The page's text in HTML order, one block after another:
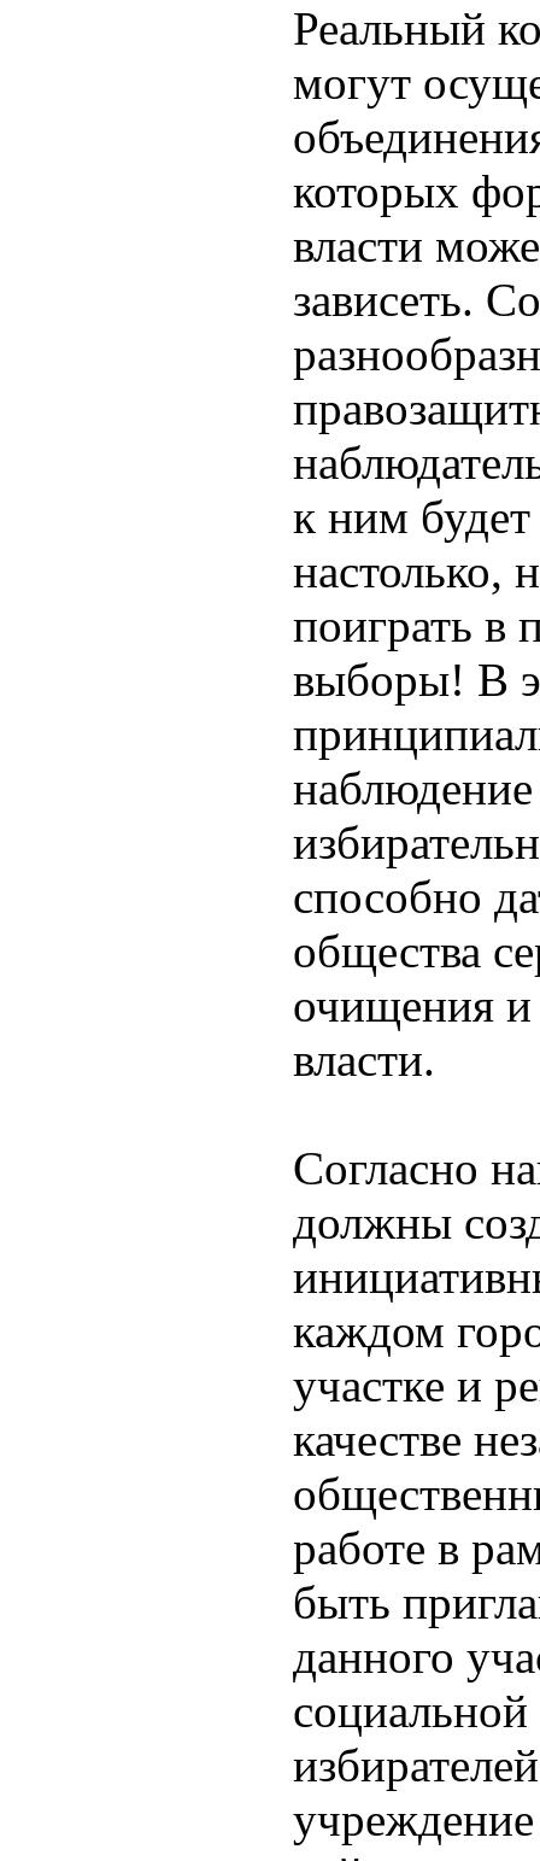
Реальный
могут
которых
власти
зависеть.
к ним
настолько,
поиграть в
выборы! В
способно
общества
очищения и
власти.
Согласно
должны
каждом
участке и
качестве
работе в
быть
данного
социальной